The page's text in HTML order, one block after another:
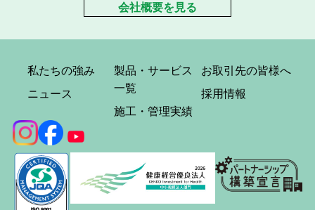
会社概要を見る
私たちの強み
ニュース
製品・サービス
一覧
施工・管理実績
お取引先の皆様へ
採用情報